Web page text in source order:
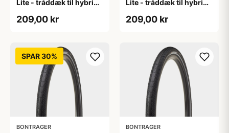
Lite - tråddæk til hybrid
refleks
209,00 kr
Lite - tråddæk til hybrid
refleks
209,00 kr
SPAR 30%
BONTRAGER BONTRAGER